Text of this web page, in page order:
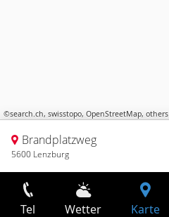
©search.ch, swisstopo, OpenStreetMap, others
Brandplatzweg
5600 Lenzburg
Tel Wetter Karte